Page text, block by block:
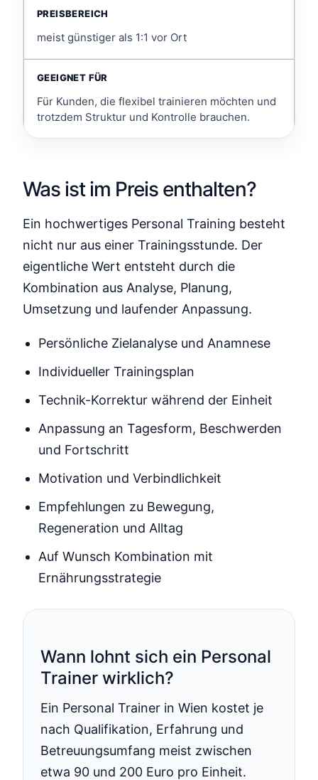
meist günstiger als 1:1 vor Ort
Für Kunden, die flexibel trainieren möchten und
trotzdem Struktur und Kontrolle brauchen.
Was ist im Preis enthalten?
Ein hochwertiges Personal Training besteht
nicht nur aus einer Trainingsstunde. Der
eigentliche Wert entsteht durch die
Kombination aus Analyse, Planung,
Umsetzung und laufender Anpassung.
Persönliche Zielanalyse und Anamnese
Individueller Trainingsplan
Technik-Korrektur während der Einheit
Anpassung an Tagesform, Beschwerden
und Fortschritt
Motivation und Verbindlichkeit
Empfehlungen zu Bewegung,
Regeneration und Alltag
Auf Wunsch Kombination mit
Ernährungsstrategie
Wann lohnt sich ein Personal
Trainer wirklich?
Ein Personal Trainer in Wien kostet je
nach Qualifikation, Erfahrung und
Betreuungsumfang meist zwischen
etwa 90 und 200 Euro pro Einheit.